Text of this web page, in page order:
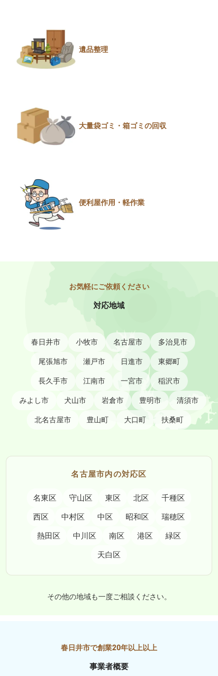
遺品整理
大量袋ゴミ・箱ゴミの回収
便利屋作用・軽作業
対応地域
春日井市 小牧市 名古屋市 多治見市
尾張旭市 瀬戸市 日進市 東郷町
長久手市 江南市 一宮市 稲沢市
みよし市 犬山市 岩倉市 豊明市 清須市
北名古屋市 豊山町 大口町 扶桑町
名古屋市内の対応区
名東区 守山区 東区 北区 千種区
西区 中村区 中区 昭和区 瑞穂区
熱田区 中川区 南区 港区 緑区
天白区
その他の地域も一度ご相談ください。
事業者概要